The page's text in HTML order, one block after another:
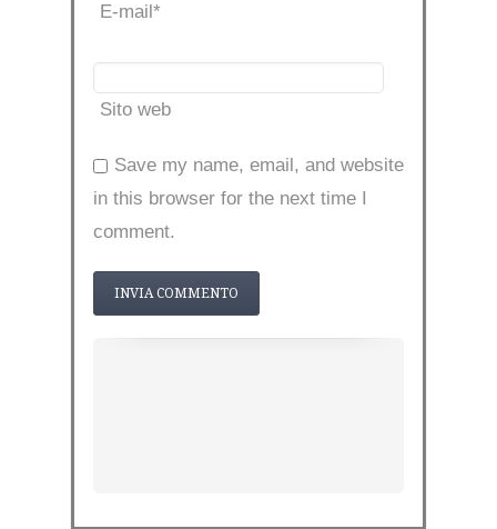
E-mail*
Sito web
Save my name, email, and website
in this browser for the next time I
comment.